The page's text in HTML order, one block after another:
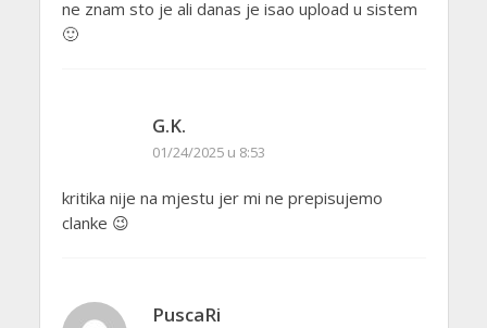
ne znam sto je ali danas je isao upload u sistem
🙂
G.K.
01/24/2025 u 8:53
kritika nije na mjestu jer mi ne prepisujemo
clanke 😉
PuscaRi